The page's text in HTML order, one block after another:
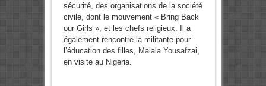
sécurité, des organisations de la société
civile, dont le mouvement « Bring Back
our Girls », et les chefs religieux. Il a
également rencontré la militante pour
l’éducation des filles, Malala Yousafzai,
en visite au Nigeria.